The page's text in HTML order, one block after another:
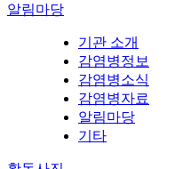
알림마당
기관 소개
감염병정보
감염병소식
감염병자료
알림마당
기타